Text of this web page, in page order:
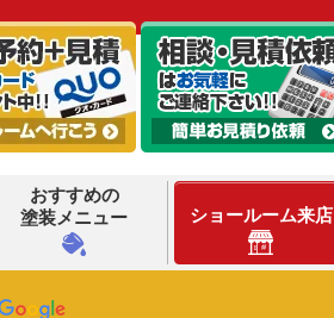
おすすめの
塗装メニュー
ショールーム来店